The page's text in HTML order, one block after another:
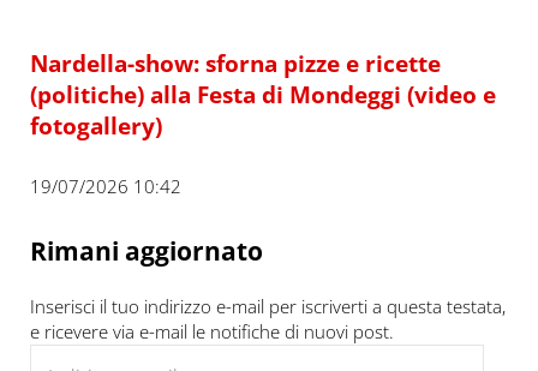
Nardella-show: sforna pizze e ricette
(politiche) alla Festa di Mondeggi (video e
fotogallery)
19/07/2026 10:42
Rimani aggiornato
Inserisci il tuo indirizzo e-mail per iscriverti a questa testata,
e ricevere via e-mail le notifiche di nuovi post.